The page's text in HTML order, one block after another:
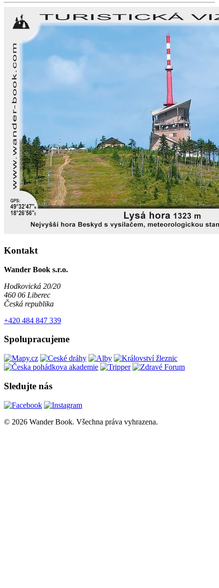
Kontakt
Wander Book s.r.o.
Hodkovická 20/20
460 06 Liberec
Česká republika
+420 484 847 339
Spolupracujeme
Sledujte nás
© 2026 Wander Book. Všechna práva vyhrazena.